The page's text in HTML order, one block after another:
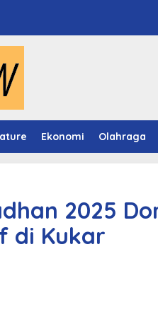
Ekonomi Olahraga
2025
di Kukar
Raih Gelar
2026 Se-Kaltim